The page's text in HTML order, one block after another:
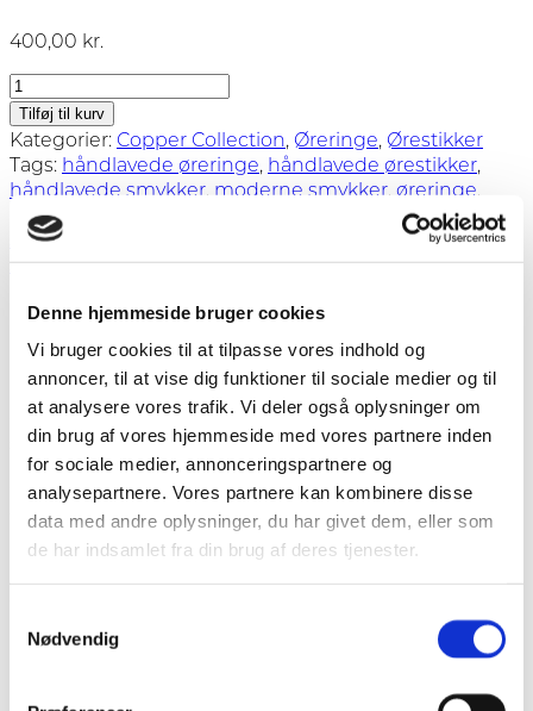
Denne hjemmeside bruger cookies
Vi bruger cookies til at tilpasse vores indhold og
annoncer, til at vise dig funktioner til sociale medier og til
at analysere vores trafik. Vi deler også oplysninger om
din brug af vores hjemmeside med vores partnere inden
for sociale medier, annonceringspartnere og
analysepartnere. Vores partnere kan kombinere disse
data med andre oplysninger, du har givet dem, eller som
de har indsamlet fra din brug af deres tjenester.
Nødvendig
400,00 kr.
Yellow
Dot
-
ørestikker
i
antal
Tilføj til kurv
Kategorier: Copper Collection, Øreringe, Ørestikker
Tags: håndlavede øreringe, håndlavede ørestikker,
håndlavede smykker, moderne smykker, øreringe,
øreringe i sølv
smykker fyn
smykker i dansk design
smykker svendborg,smykker
sydfyn,sølvøreringe,sølvørestikker
Beskrivelse
Beskrivelse
Ørestikker i patineret kobber med gul zirkon. Selve
stikken der går gennem øret er sterlingsølv. Ø 15 mm.
Ørestikkerne er en del af vores Copper Collection, som
er lavet på vores lille værksted i Svendborg.